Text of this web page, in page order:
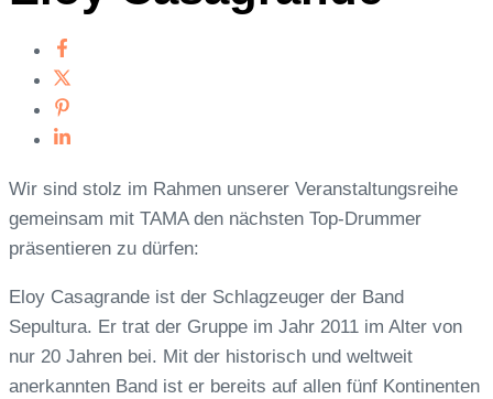
Wir sind stolz im Rahmen unserer Veranstaltungsreihe
gemeinsam mit TAMA den nächsten Top-Drummer
präsentieren zu dürfen:
Eloy Casagrande ist der Schlagzeuger der Band
Sepultura. Er trat der Gruppe im Jahr 2011 im Alter von
nur 20 Jahren bei. Mit der historisch und weltweit
anerkannten Band ist er bereits auf allen fünf Kontinenten